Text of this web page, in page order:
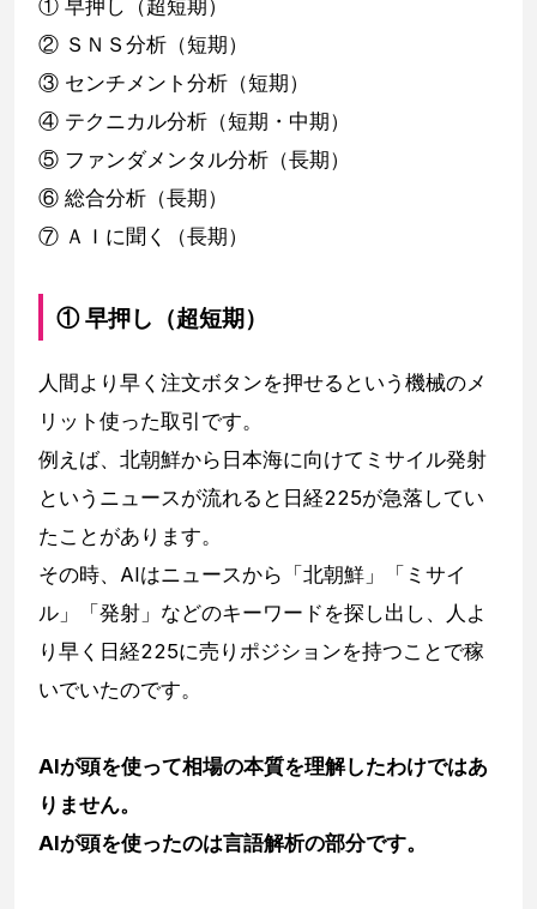
① 早押し（超短期）
② ＳＮＳ分析（短期）
③ センチメント分析（短期）
④ テクニカル分析（短期・中期）
⑤ ファンダメンタル分析（長期）
⑥ 総合分析（長期）
⑦ ＡＩに聞く（長期）
① 早押し（超短期）
人間より早く注文ボタンを押せるという機械のメ
リット使った取引です。
例えば、北朝鮮から日本海に向けてミサイル発射
というニュースが流れると日経225が急落してい
たことがあります。
その時、AIはニュースから「北朝鮮」「ミサイ
ル」「発射」などのキーワードを探し出し、人よ
り早く日経225に売りポジションを持つことで稼
いでいたのです。
AIが頭を使って相場の本質を理解したわけではあ
りません。
AIが頭を使ったのは言語解析の部分です。